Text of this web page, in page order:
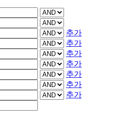
추가
추가
추가
추가
추가
추가
추가